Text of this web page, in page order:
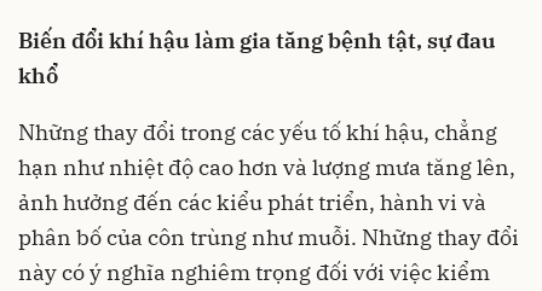
Biến đổi khí hậu làm gia tăng bệnh tật, sự đau
khổ
Những thay đổi trong các yếu tố khí hậu, chẳng
hạn như nhiệt độ cao hơn và lượng mưa tăng lên,
ảnh hưởng đến các kiểu phát triển, hành vi và
phân bố của côn trùng như muỗi. Những thay đổi
này có ý nghĩa nghiêm trọng đối với việc kiểm